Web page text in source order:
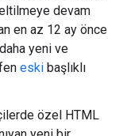
devam
en az 12 ay önce
yeni ve
eski başlıklı
özel HTML